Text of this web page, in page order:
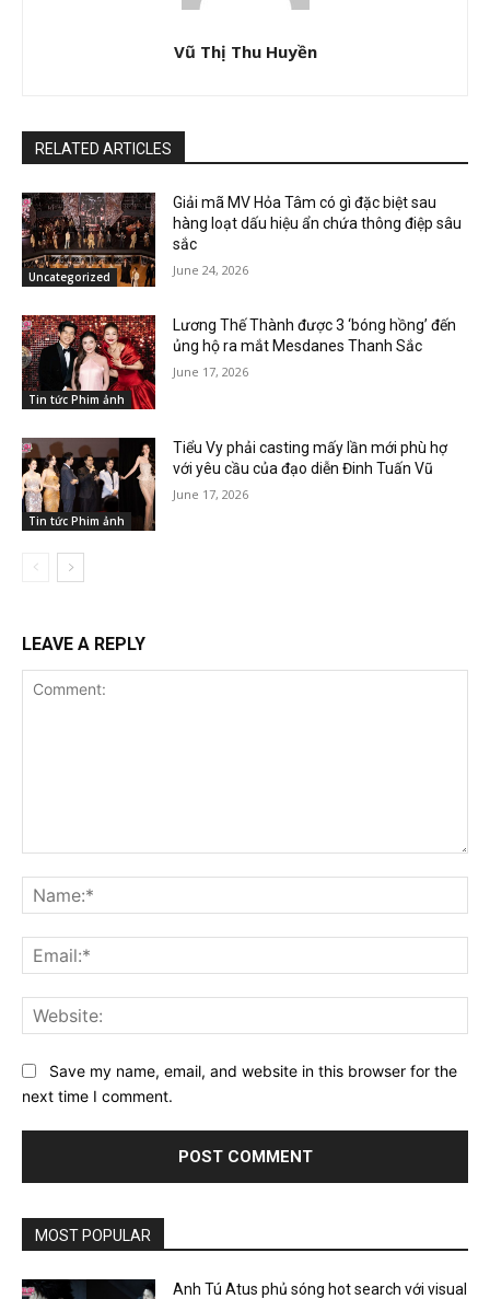
Vũ Thị Thu Huyền
RELATED ARTICLES
Uncategorized
Giải mã MV Hỏa Tâm có gì đặc biệt sau
hàng loạt dấu hiệu ẩn chứa thông điệp sâu
sắc
June 24, 2026
Tin tức Phim ảnh
Lương Thế Thành được 3 ‘bóng hồng’ đến
ủng hộ ra mắt Mesdanes Thanh Sắc
June 17, 2026
Tin tức Phim ảnh
Tiểu Vy phải casting mấy lần mới phù hợ
với yêu cầu của đạo diễn Đinh Tuấn Vũ
June 17, 2026
LEAVE A REPLY
Save my name, email, and website in this browser for the
next time I comment.
MOST POPULAR
Anh Tú Atus phủ sóng hot search với visual